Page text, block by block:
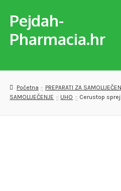
Preskoči
na
navigaciju
Skoči
do
sadržaja
Pejdah-
Pharmacia.hr
Početna
PREPARATI ZA
SAMOLIJEČENJE
UHO Cerustop